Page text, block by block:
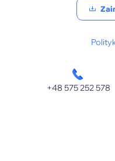
+48 575 252 578